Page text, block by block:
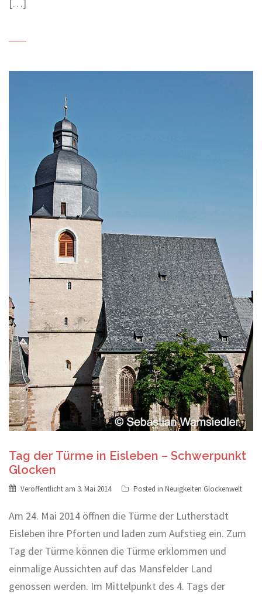
[…]
Tag der Türme in Eisleben – Schwerpunkt
Glocken
Veröffentlicht am 3. Mai 2014 Posted in Neuigkeiten Glockenwelt
Am 24. Mai 2014 öffnen die Türme der Lutherstadt
Eisleben ihre Pforten und laden zum Aufstieg ein. Zum
Tag der Türme können die Türme erklommen und
einmalige Aussichten auf das Mansfelder Land
genossen werden. Im Mittelpunkt des 4. Tags der